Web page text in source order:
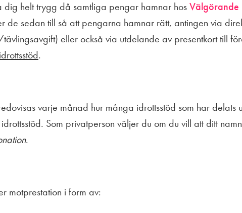
dig helt trygg då samtliga pengar hamnar hos Välgörande
de sedan till så att pengarna hamnar rätt, antingen via
eller också via utdelande av presentkort till
.
varje månad hur många idrottsstöd som har delats
Som privatperson väljer du om du vill att ditt
.
motprestation i form av: